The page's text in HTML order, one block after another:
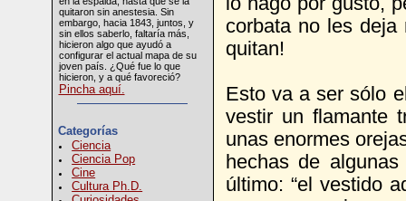
quitaron sin anestesia. Sin
embargo, hacia 1843, juntos, y
sin ellos saberlo, faltaría más,
hicieron algo que ayudó a
configurar el actual mapa de su
joven país. ¿Qué fue lo que
hicieron, y a qué favoreció?
Pincha aquí.
Categorías
Ciencia
Ciencia Pop
Cine
Cultura Ph.D.
corbata no les deja
quitan!
Esto va a ser sólo
vestir un flamante
unas enormes
hechas de
último: “el vestido